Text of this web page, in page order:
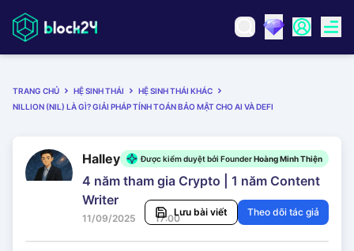
TRANG CHỦ HỆ SINH THÁI
HỆ SINH THÁI KHÁC
NILLION (NIL) LÀ GÌ? GIẢI PHÁP TÍNH TOÁN BẢO MẬT CHO AI VÀ DEFI
Halley Được kiểm duyệt bởi FounderHoàng Minh Thiện
4 năm tham gia Crypto | 1 năm Content
Writer
11/09/2025 17:00
Lưu bài viết Theo dõi tác giả